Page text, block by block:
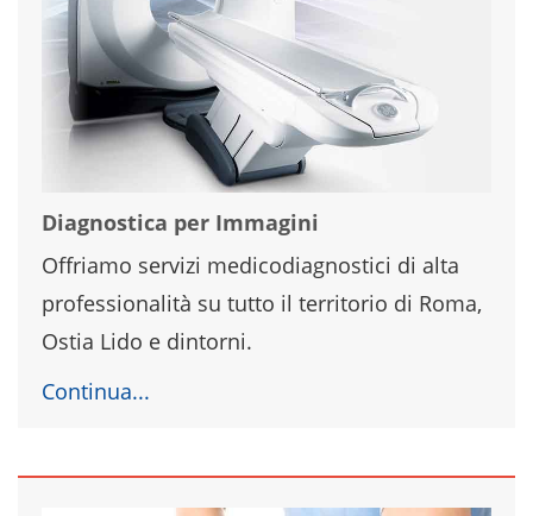
Diagnostica per Immagini
Offriamo servizi medicodiagnostici di alta
professionalità su tutto il territorio di Roma,
Ostia Lido e dintorni.
Continua...